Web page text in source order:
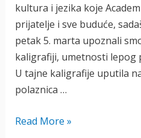
kultura i jezika koje
prijatelje i sve buduće,
petak 5. marta upoznali
kaligrafiji, umetnosti lepog
U tajne kaligrafije uputila
polaznica …
Umetnost
Read More »